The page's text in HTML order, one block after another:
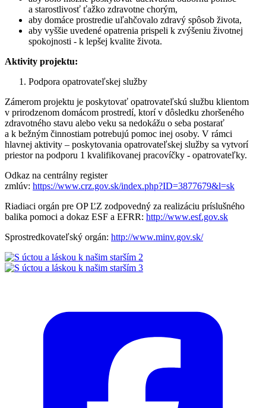
a starostlivosť ťažko zdravotne chorým,
aby domáce prostredie uľahčovalo zdravý spôsob života,
aby vyššie uvedené opatrenia prispeli k zvýšeniu životnej
spokojnosti - k lepšej kvalite života.
Aktivity projektu:
Podpora opatrovateľskej služby
Zámerom projektu je poskytovať opatrovateľskú službu klientom
v prirodzenom domácom prostredí, ktorí v dôsledku zhoršeného
zdravotného stavu alebo veku sa nedokážu o seba postarať
a k bežným činnostiam potrebujú pomoc inej osoby. V rámci
hlavnej aktivity – poskytovania opatrovateľskej služby sa vytvorí
priestor na podporu 1 kvalifikovanej pracovíčky - opatrovateľky.
Odkaz na centrálny register
zmlúv: https://www.crz.gov.sk/index.php?ID=3877679&l=sk
Riadiaci orgán pre OP ĽZ zodpovedný za realizáciu príslušného
balika pomoci a dokaz ESF a EFRR: http://www.esf.gov.sk
Sprostredkovateľský orgán: http://www.minv.gov.sk/